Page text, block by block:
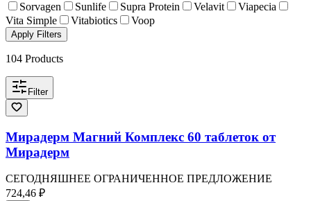
Sorvagen
Sunlife Supra Protein Velavit
Viapecia
Vita Simple
Vitabiotics Voop
Apply Filters
104 Products
Filter
Мирадерм Магний Комплекс 60 таблеток от
Мирадерм
СЕГОДНЯШНЕЕ ОГРАНИЧЕННОЕ ПРЕДЛОЖЕНИЕ
724,46 ₽